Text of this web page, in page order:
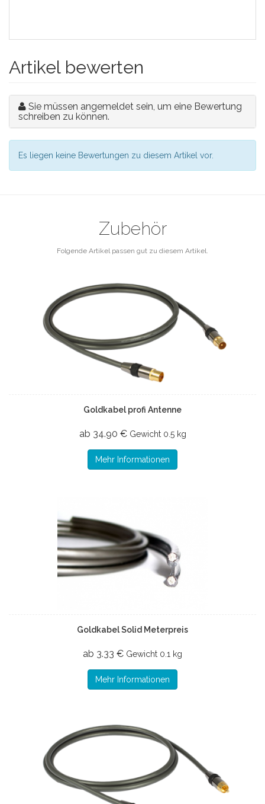
Artikel bewerten
Sie müssen angemeldet sein, um eine Bewertung
schreiben zu können.
Es liegen keine Bewertungen zu diesem Artikel vor.
Zubehör
Folgende Artikel passen gut zu diesem Artikel.
Goldkabel profi Antenne
ab 34.90 € Gewicht 0.5 kg
Mehr Informationen
Goldkabel Solid Meterpreis
ab 3.33 € Gewicht 0.1 kg
Mehr Informationen